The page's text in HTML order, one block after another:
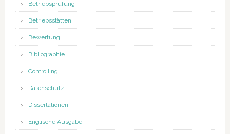
Betriebsprüfung
Betriebsstätten
Bewertung
Bibliographie
Controlling
Datenschutz
Dissertationen
Englische Ausgabe